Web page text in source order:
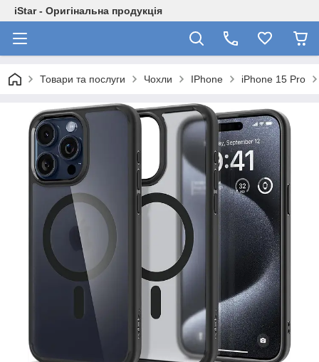
iStar - Оригінальна продукція
Товари та послуги Чохли IPhone iPhone 15 Pro